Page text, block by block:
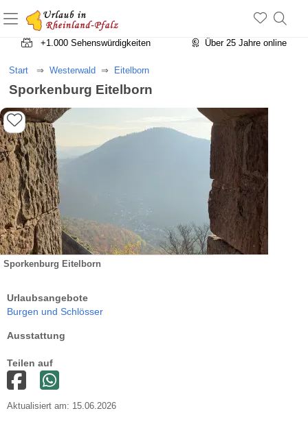
+1.500 Unterkünfte in Rheinland-Pfalz
+1.000 Sehenswürdigkeiten
Über 25 Jahre online
Start Westerwald Eitelborn
Sporkenburg Eitelborn
Sporkenburg Eitelborn
Urlaubsangebote
Burgen und Schlösser
Ausstattung
Teilen auf
Aktualisiert am: 15.06.2026